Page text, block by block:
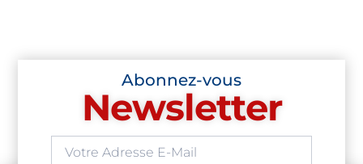
Abonnez-vous
Newsletter